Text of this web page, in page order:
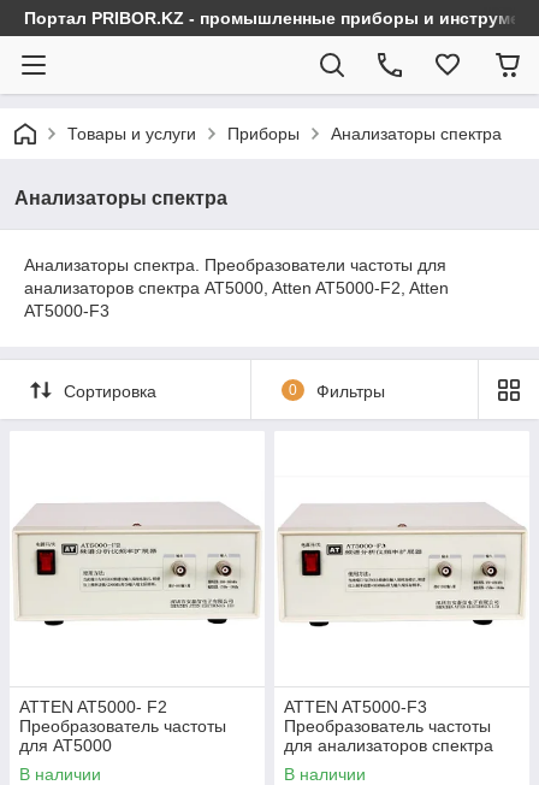
Портал PRIBOR.KZ - промышленные приборы и
Товары и услуги Приборы Анализаторы спектра
Анализаторы спектра
Анализаторы спектра. Преобразователи частоты для
анализаторов спектра AT5000, Atten AT5000-F2, Atten
AT5000-F3
Сортировка 0 Фильтры
ATTEN AT5000- F2
Преобразователь частоты
для AT5000
В наличии
ATTEN AT5000-F3
Преобразователь частоты
для анализаторов спектра
AT5000
В наличии